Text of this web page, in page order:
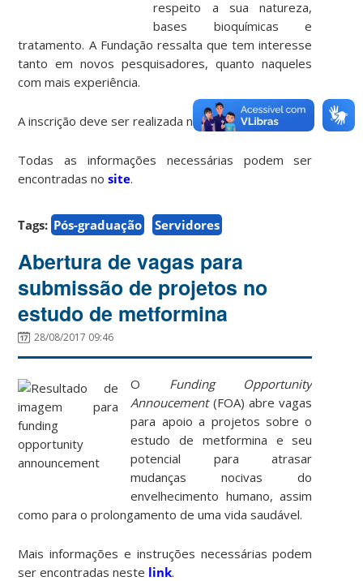
respeito a sua natureza,
bases bioquímicas e
tratamento. A Fundação ressalta que tem interesse
tanto em novos pesquisadores, quanto naqueles
com mais experiência.
A inscrição deve ser realizada no de 31 de outubro.
Todas as informações necessárias podem ser
encontradas nosite.
Tags: Pós-graduação Servidores
Abertura de vagas para
submissão de projetos no
estudo de metformina
28/08/2017 09:46
O Funding Opportunity
Annoucement (FOA) abre vagas
para apoio a projetos sobre o
estudo de metformina e seu
potencial para atrasar
mudanças nocivas do
envelhecimento humano, assim
como para o prolongamento de uma vida saudável.
Mais informações e instruções necessárias podem
ser encontradas neste link.